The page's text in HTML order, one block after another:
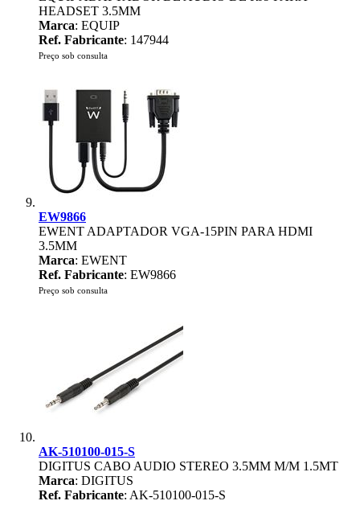
HEADSET 3.5MM
Marca: EQUIP
Ref. Fabricante: 147944
Preço sob consulta
EW9866
EWENT ADAPTADOR VGA-15PIN PARA HDMI
3.5MM
Marca: EWENT
Ref. Fabricante: EW9866
Preço sob consulta
AK-510100-015-S
DIGITUS CABO AUDIO STEREO 3.5MM M/M 1.5MT
Marca: DIGITUS
Ref. Fabricante: AK-510100-015-S